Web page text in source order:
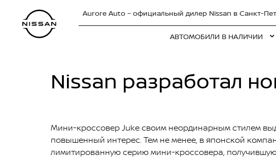
Aurore Auto – официальный дилер Nissan в Санкт-
АВТОМОБИЛИ В НАЛИЧИИ
Nissan разработал
Мини-кроссовер Juke своим неординарным стилем
повышенный интерес. Тем не менее, в японской
лимитированную серию мини-кроссовера, получившую